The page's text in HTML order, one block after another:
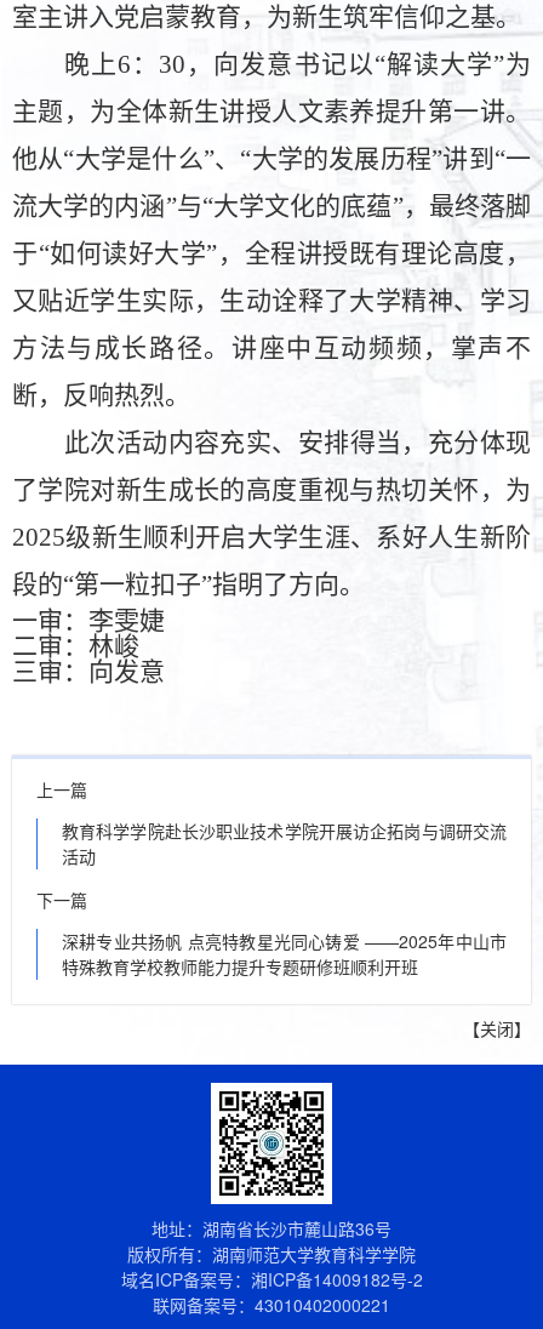
室主讲入党启蒙教育，为新生筑牢信仰之基。
晚上6：30， 向发意书记以“解读大学”为
主题，为全体新生讲授人文素养提升第一讲。
他从“大学是什么”、“大学的发展历程”讲到“一
流大学的内涵”与“大学文化的底蕴”，最终落脚
于“如何读好大学”，全程讲授既有理论高度，
又贴近学生实际，生动诠释了大学精神、学习
方法与成长路径。讲座中互动频频，掌声不
断，反响热烈。
此次活动内容充实、 安排得当 ，充分体现
了学院对新生成长的高度重视与热切关怀 ，为
2025级新生顺利开启大学生涯、系好人生新阶
段的“第一粒扣子”指明了方向。
一审：李雯婕
二审：林峻
三审：向发意
上一篇
教育科学学院赴长沙职业技术学院开展访企拓岗与调研交流
活动
下一篇
深耕专业共扬帆 点亮特教星光同心铸爱​ ——2025年中山市
特殊教育学校教师能力提升专题研修班顺利开班​
【关闭】
地址：湖南省长沙市麓山路36号
版权所有：湖南师范大学教育科学学院
域名ICP备案号： 湘ICP备14009182号-2
联网备案号：43010402000221